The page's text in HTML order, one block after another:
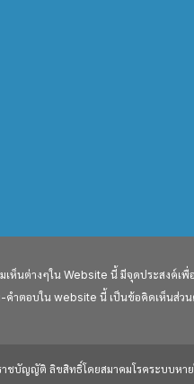
เห็นต่างๆใน Website นี้ มีจุดประสงค์เ
ำตอบใน website นี้ เป็นข้อคิดเห็นส่ว
บัญญัติ ลิขสิทธิ์โดยสมาคมโรคระบบหาย